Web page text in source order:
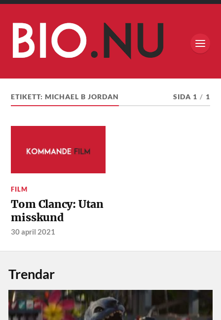
ETIKETT:MICHAEL B JORDAN SIDA 1 / 1
FILM
Tom Clancy: Utan
misskund
30 april 2021
Trendar